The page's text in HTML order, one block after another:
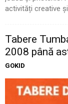
activități creative
Tabere
2008 până
GOKID